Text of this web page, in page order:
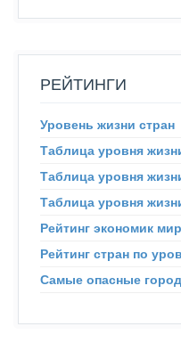
РЕЙТИНГИ
Уровень жизни стран
Таблица уровня
Таблица уровня
Таблица уровня
Рейтинг экономик
Рейтинг стран по
Самые опасные